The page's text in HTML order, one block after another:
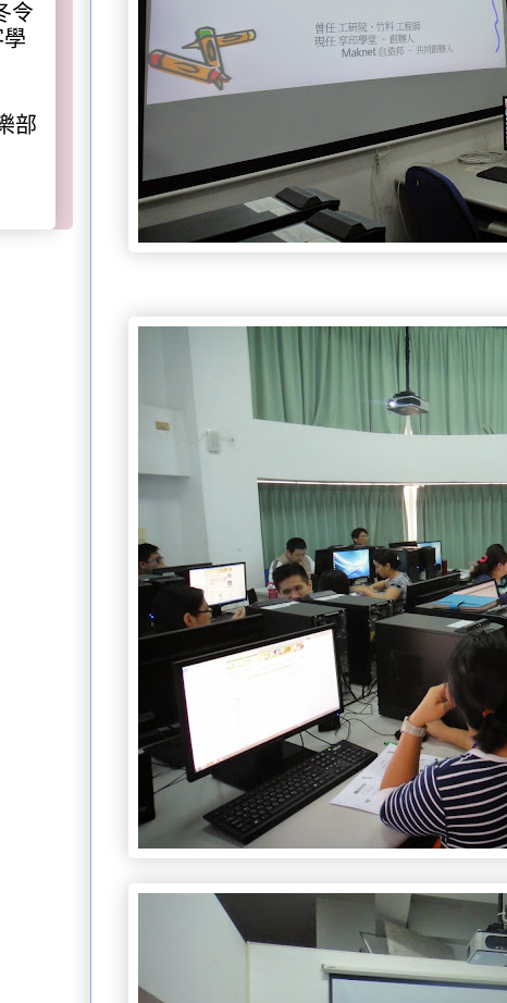
令
部